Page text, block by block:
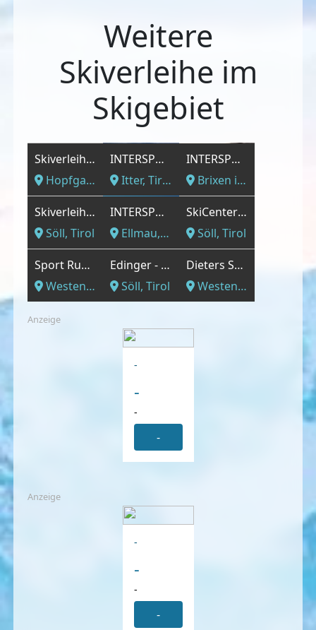
Weitere
Skiverleihe im
Skigebiet
Skiverleih Kurz
Hopfgarten im Brixental, Tirol
INTERSPORT - Itter
Itter, Tirol
INTERSPORT - Direkt an der neuen Skiwelt Bahn
Brixen im Thale, Tirol
Skiverleih Sport Mayr
Söll, Tirol
INTERSPORT - Talstation Hartkaiserbahn
Ellmau, Tirol
SkiCenter Stoll
Söll, Tirol
Sport Ruetz GmbH
Westendorf, Tirol
Edinger - Sport und Mode
Söll, Tirol
Dieters Sportshop
Westendorf, Tirol
Anzeige
-
-
-
-
Anzeige
-
-
-
-